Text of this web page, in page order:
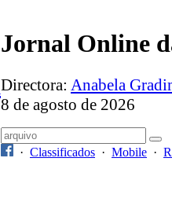
Jornal Online
Directora: Anabela
8 de agosto de 2026
· Classificados · Mobile ·